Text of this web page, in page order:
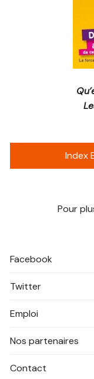
Index
Pour
Facebook
Twitter
Emploi
Nos partenaires
Contact